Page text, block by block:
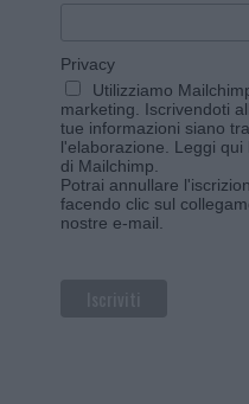
Privacy
Utilizziamo
marketing. Iscrivendoti
tue informazioni siano
l'elaborazione. Leggi qui
di Mailchimp
Potrai annullare
facendo clic sul
nostre e-mail.